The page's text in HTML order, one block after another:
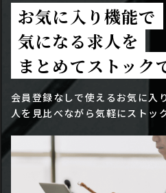
お気に入り機能で
気になる求人を
まとめてストック
会員登録なしで使えるお気に入
人を見比べながら気軽にストッ